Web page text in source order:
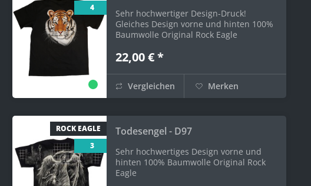
4
Sehr hochwertiger Design-Druck!
Gleiches Design vorne und hinten 100%
Baumwolle Original Rock Eagle
22,00 € *
Vergleichen Merken
ROCK EAGLE
3
Todesengel - D97
Sehr hochwertiges Design vorne und
hinten 100% Baumwolle Original Rock
Eagle